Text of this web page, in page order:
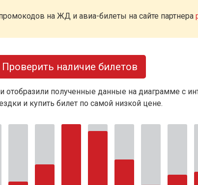
на ЖД и авиа-билеты на сайте партнера
Проверить наличие билетов
отобразили полученные данные на диаграмме с
и купить билет по самой низкой цене.